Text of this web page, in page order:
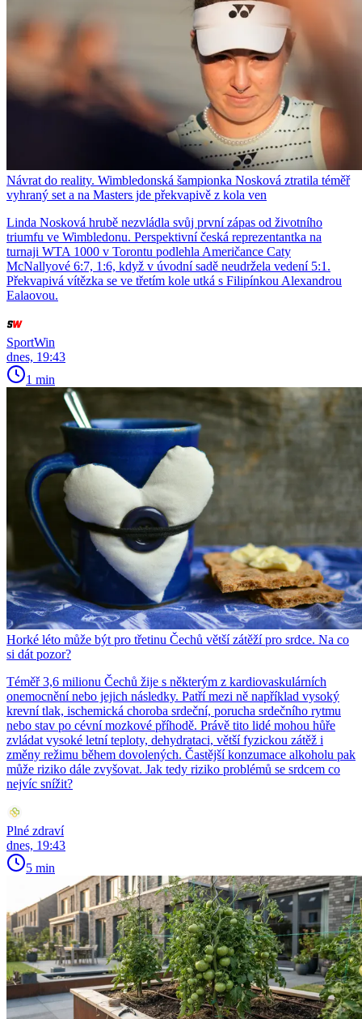
Návrat do reality. Wimbledonská šampionka Nosková ztratila téměř
vyhraný set a na Masters jde překvapivě z kola ven
Linda Nosková hrubě nezvládla svůj první zápas od životního
triumfu ve Wimbledonu. Perspektivní česká reprezentantka na
turnaji WTA 1000 v Torontu podlehla Američance Caty
McNallyové 6:7, 1:6, když v úvodní sadě neudržela vedení 5:1.
Překvapivá vítězka se ve třetím kole utká s Filipínkou Alexandrou
Ealaovou.
SportWin
dnes, 19:43
1 min
Horké léto může být pro třetinu Čechů větší zátěží pro srdce. Na co
si dát pozor?
Téměř 3,6 milionu Čechů žije s některým z kardiovaskulárních
onemocnění nebo jejich následky. Patří mezi ně například vysoký
krevní tlak, ischemická choroba srdeční, porucha srdečního rytmu
nebo stav po cévní mozkové příhodě. Právě tito lidé mohou hůře
zvládat vysoké letní teploty, dehydrataci, větší fyzickou zátěž i
změny režimu během dovolených. Častější konzumace alkoholu pak
může riziko dále zvyšovat. Jak tedy riziko problémů se srdcem co
nejvíc snížit?
Plné zdraví
dnes, 19:43
5 min